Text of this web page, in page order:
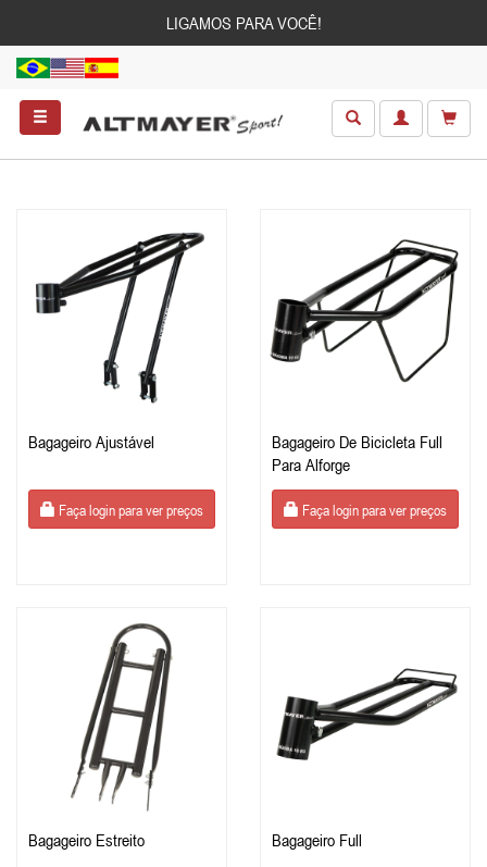
LIGAMOS PARA VOCÊ!
Bagageiro Ajustável
Faça login para ver preços
Bagageiro De Bicicleta Full
Para Alforge
Faça login para ver preços
Bagageiro Estreito Bagageiro Full